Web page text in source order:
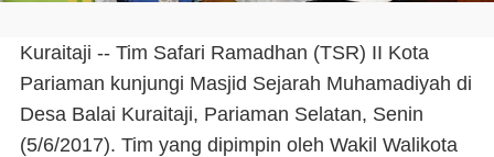
Kuraitaji -- Tim Safari Ramadhan (TSR) II Kota
Pariaman kunjungi Masjid Sejarah Muhamadiyah di
Desa Balai Kuraitaji, Pariaman Selatan, Senin
(5/6/2017). Tim yang dipimpin oleh Wakil Walikota